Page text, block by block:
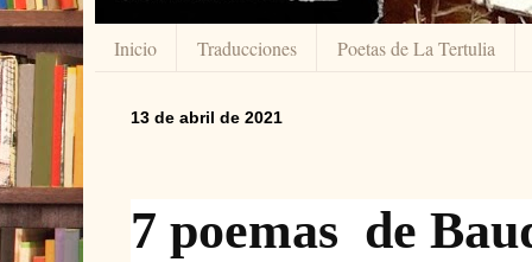
Inicio Traducciones Poetas de La Tertulia
13 de abril de 2021
7 poemas de